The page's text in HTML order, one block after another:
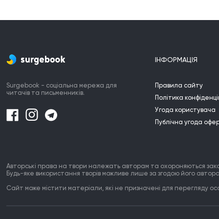
Surgebook - соціальна мережа для
читачів та письменників.
ІНФОРМАЦІЯ
Правила сайту
Політика
Угода користувача
Публічна угода
Авторські права на твори належать авторам та охороняються
Будь-яке використання творів можливе лише за згодою його
Сайт може містити матеріали, які не призначені для перегляду